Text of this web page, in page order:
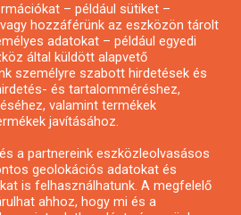
vagy hírlevél
– például sütiket –
hozzáférünk az eszközön tárolt
adatokat – például egyedi
által küldött alapvető
személyre szabott hirdetések és
és tartalomméréshez,
valamint termékek
javításához.
a partnereink eszközleolvasásos
geolokációs adatokat és
is felhasználhatunk. A megfelelő
ahhoz, hogy mi és a